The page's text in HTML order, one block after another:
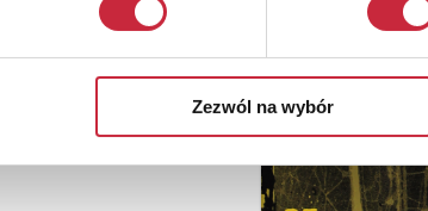
Zezwól na wybór